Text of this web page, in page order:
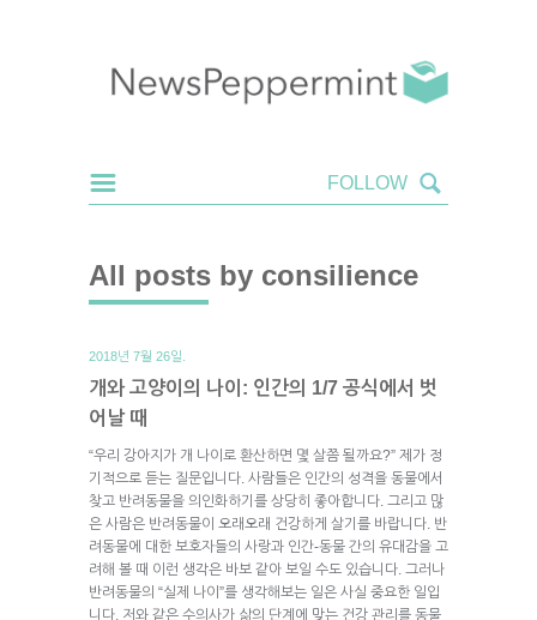
All posts by consilience
2018년 7월 26일.
개와 고양이의 나이: 인간의 1/7 공식에서 벗
어날 때
“우리 강아지가 개 나이로 환산하면 몇 살쯤 될까요?” 제가 정
기적으로 듣는 질문입니다. 사람들은 인간의 성격을 동물에서
찾고 반려동물을 의인화하기를 상당히 좋아합니다. 그리고 많
은 사람은 반려동물이 오래오래 건강하게 살기를 바랍니다. 반
려동물에 대한 보호자들의 사랑과 인간-동물 간의 유대감을 고
려해 볼 때 이런 생각은 바보 같아 보일 수도 있습니다. 그러나
반려동물의 “실제 나이”를 생각해보는 일은 사실 중요한 일입
니다. 저와 같은 수의사가 삶의 단계에 맞는 건강 관리를 동물